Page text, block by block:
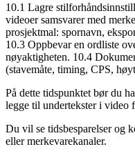
10.1 Lagre
videoer samsvarer med
prosjektmal: spornavn,
10.3 Oppbevar en ordliste
nøyaktigheten. 10.4
(stavemåte, timing, CPS,
På dette tidspunktet bør du
legge til undertekster i video
Du vil se tidsbesparelser og
eller merkevarekanaler.